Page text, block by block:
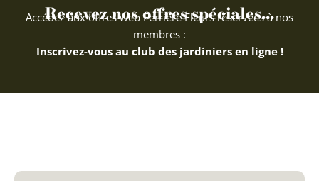
Recevez nos offres spéciales...
Accédez aux offres web Ferriere Fleurs réservées à nos
membres :
Inscrivez-vous au club des jardiniers en ligne !